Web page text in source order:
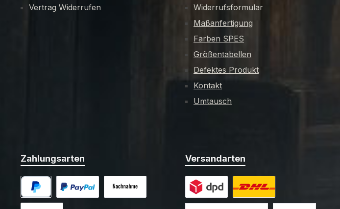
Vertrag Widerrufen
Widerrufsformular
Maßanfertigung
Farben SPES
Größentabellen
Defektes Produkt
Kontakt
Umtausch
Zahlungsarten
PayPal Nachnahme (+12EUR)
Benutzerdefiniertes Bild 1
Versandarten
Benutzerdefiniertes Bild 1
Benutzerdefiniertes Bild 2